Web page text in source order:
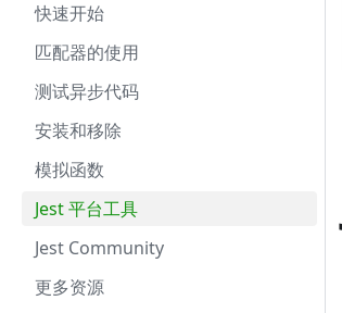
快速开始
匹配器的使用
测试异步代码
安装和移除
模拟函数
Jest 平台工具
Jest Community
更多资源